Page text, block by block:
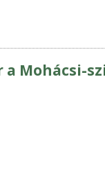
Mohácsi-